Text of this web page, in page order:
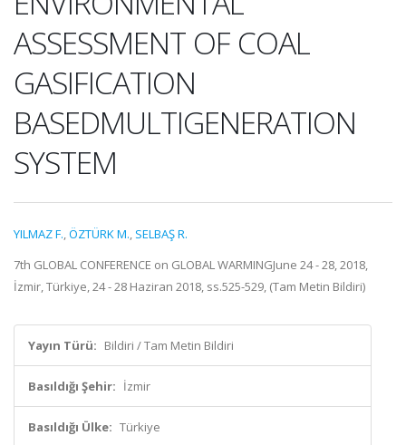
ASSESSMENT OF COAL
GASIFICATION
BASEDMULTIGENERATION
SYSTEM
YILMAZ F.,ÖZTÜRK M., SELBAŞ R.
7th GLOBAL CONFERENCE on GLOBAL WARMINGJune 24 - 28, 2018,
İzmir, Türkiye, 24 - 28 Haziran 2018, ss.525-529, (Tam Metin Bildiri)
Yayın Türü: Bildiri / Tam Metin Bildiri
Basıldığı Şehir: İzmir
Basıldığı Ülke: Türkiye